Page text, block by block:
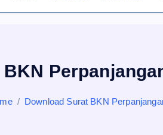
Download Surat BKN